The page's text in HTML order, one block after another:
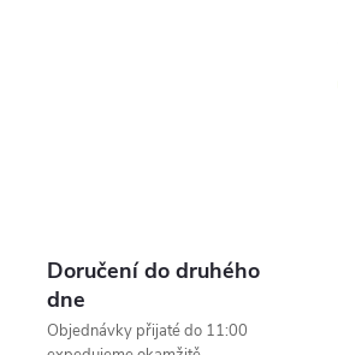
Doručení do druhého
dne
Objednávky přijaté do 11:00